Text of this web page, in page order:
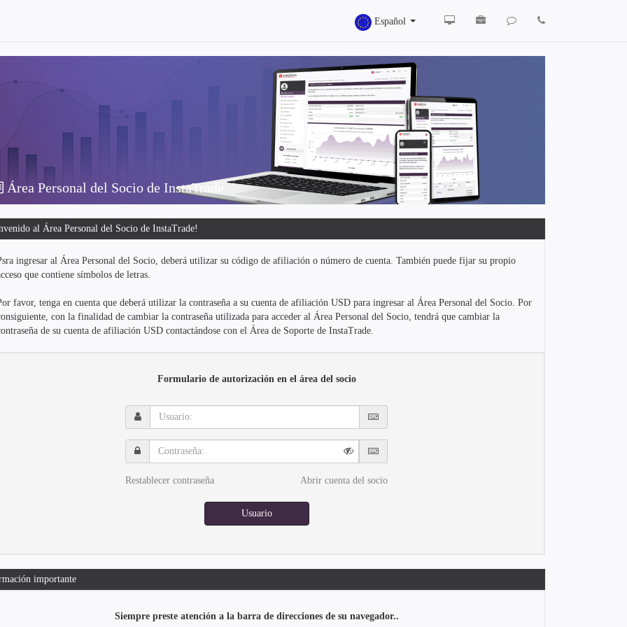
Español
Área Personal del Socio de InstaTrade
al Área Personal del Socio de InstaTrade!
ingresar al Área Personal del Socio, deberá utilizar su código de afiliación o número de cuenta. También puede fijar su propio
que contiene símbolos de letras.
favor, tenga en cuenta que deberá utilizar la contraseña a su cuenta de afiliación USD para ingresar al Área Personal del Socio. Por
con la finalidad de cambiar la contraseña utilizada para acceder al Área Personal del Socio, tendrá que cambiar la
de su cuenta de afiliación USD contactándose con el Área de Soporte de InstaTrade.
Formulario de autorización en el área del socio
Usuario:
Contraseña:
Restablecer contraseña Abrir cuenta del socio
Usuario
importante
Siempre preste atención a la barra de direcciones de su navegador..